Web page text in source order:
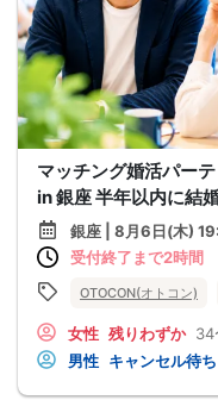
マッチング婚活パー
in 銀座 半年以内に結
銀座 | 8月6日(木)
受付終了まで2時間
OTOCON(オトコン)
女性 残りわずか 34
男性 キャンセル待ち